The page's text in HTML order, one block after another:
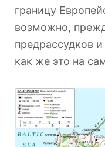
границу
возможно,
предрассудков
как же это на